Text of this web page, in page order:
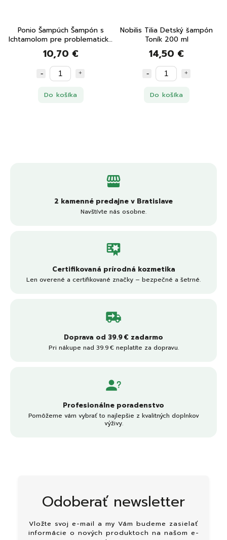
Ponio Šampúch Šampón s
Ichtamolom pre problematickú
pokožku 60 g
10,70 €
Do košíka
Nobilis Tilia Detský šampón
Toník 200 ml
14,50 €
Do košíka
2 kamenné predajne v Bratislave
Navštívte nás osobne.
Certifikovaná prírodná kozmetika
Len overené a certifikované značky – bezpečné a šetrné.
Doprava od 39.9 € zadarmo
Pri nákupe nad 39.9 € neplatíte za dopravu.
Profesionálne poradenstvo
Pomôžeme vám vybrať to najlepšie z kvalitných doplnkov
výživy.
Odoberať newsletter
Vložte svoj e-mail a my Vám budeme zasielať
informácie o nových produktoch na našom e-